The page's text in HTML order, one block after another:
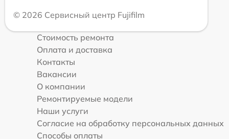
© 2026 Сервисный центр Fujifilm
Стоимость ремонта
Оплата и доставка
Контакты
Вакансии
О компании
Ремонтируемые модели
Наши услуги
Согласие на обработку персональных данных
Способы оплаты